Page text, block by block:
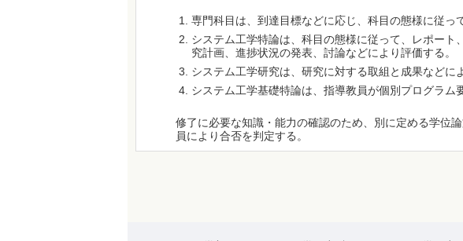
専門科目は、到達目標などに応じ、科目の態様に従っ
システム工学特論は、科目の態様に従って、レポー
究計画、進捗状況の発表、討論などにより評価する。
システム工学研究は、研究に対する取組と成果などに
システム工学基礎特論は、指導教員が個別プログラム
修了に必要な知識・能力の確認のため、別に定める学位
員により合否を判定する。